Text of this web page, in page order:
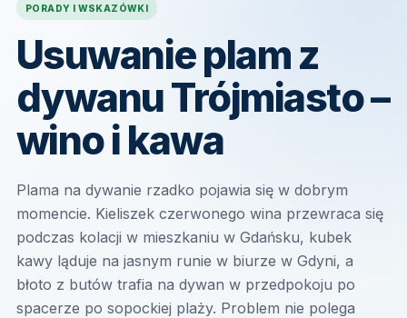
PORADY I WSKAZÓWKI
Usuwanie plam z
dywanu Trójmiasto –
wino i kawa
Plama na dywanie rzadko pojawia się w dobrym
momencie. Kieliszek czerwonego wina przewraca się
podczas kolacji w mieszkaniu w Gdańsku, kubek
kawy ląduje na jasnym runie w biurze w Gdyni, a
błoto z butów trafia na dywan w przedpokoju po
spacerze po sopockiej plaży. Problem nie polega